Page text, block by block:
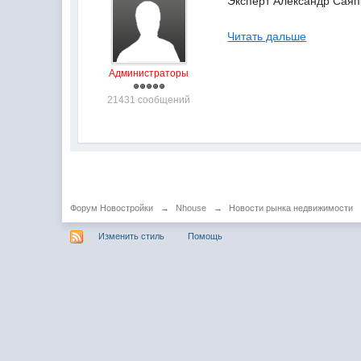
Администраторы
21431 сообщений
Читать дальше
Форум Новостройки → Nhouse → Новости рынка недвижимости
Изменить стиль Помощь